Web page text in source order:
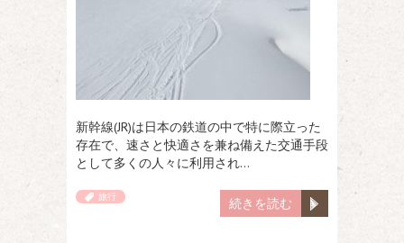
新幹線(JR)は日本の鉄道の中で特に際立った
存在で、速さと快適さを兼ね備えた交通手段
として多くの人々に利用され…
続きを読む
旅行